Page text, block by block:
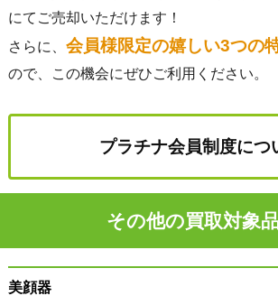
にてご売却いただけます！
さらに、 会員様限定の嬉しい3つの
ので、この機会にぜひご利用ください。
プラチナ会員制度につ
その他の買取対象
美顔器